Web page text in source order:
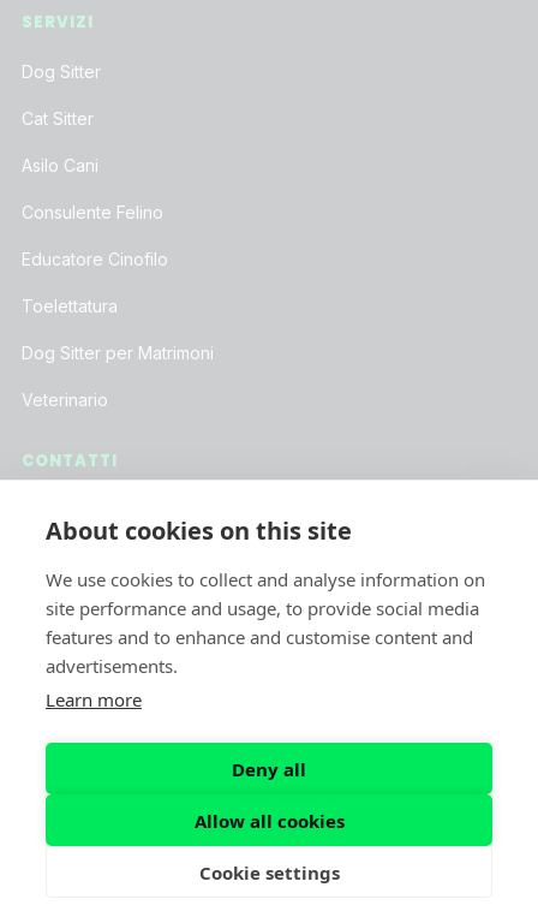
SERVIZI
Dog Sitter
Cat Sitter
Asilo Cani
Consulente Felino
Educatore Cinofilo
Toelettatura
Dog Sitter per Matrimoni
Veterinario
CONTATTI
Iscriviti alla Newsletter
SOCIAL
© 2026 dog-sitter-italia.it. Tutti i diritti riservati.
Privacy PolicyCookie PolicyTermini e Condizioni
About cookies on this site
We use cookies to collect and analyse information on
site performance and usage, to provide social media
features and to enhance and customise content and
advertisements.
Learn more
Deny all
Allow all cookies
Cookie settings